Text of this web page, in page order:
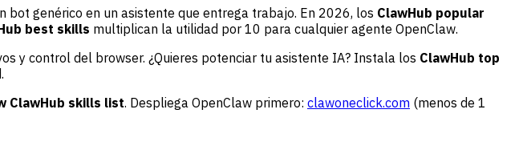
bot genérico en un asistente que entrega trabajo. En 2026, los ClawHub popular
best skills multiplican la utilidad por 10 para cualquier agente OpenClaw.
y control del browser. ¿Quieres potenciar tu asistente IA? Instala los ClawHub top
ClawHub skills list. Despliega OpenClaw primero: clawoneclick.com (menos de 1